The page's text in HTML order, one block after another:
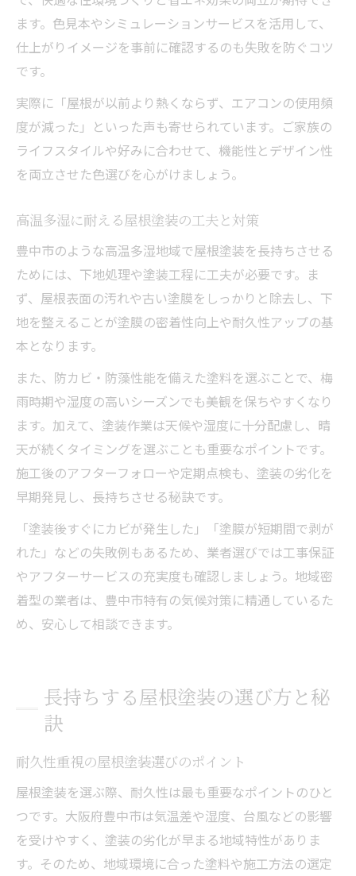
ます。色見本やシミュレーションサービスを活用して、
仕上がりイメージを事前に確認するのも失敗を防ぐコツ
です。
実際に「屋根が以前より熱くならず、エアコンの使用頻
度が減った」といった声も寄せられています。ご家族の
ライフスタイルや好みに合わせて、機能性とデザイン性
を両立させた色選びを心がけましょう。
高温多湿に耐える屋根塗装の工夫と対策
豊中市のような高温多湿地域で屋根塗装を長持ちさせる
ためには、下地処理や塗装工程に工夫が必要です。ま
ず、屋根表面の汚れや古い塗膜をしっかりと除去し、下
地を整えることが塗膜の密着性向上や耐久性アップの基
本となります。
また、防カビ・防藻性能を備えた塗料を選ぶことで、梅
雨時期や湿度の高いシーズンでも美観を保ちやすくなり
ます。加えて、塗装作業は天候や湿度に十分配慮し、晴
天が続くタイミングを選ぶことも重要なポイントです。
施工後のアフターフォローや定期点検も、塗装の劣化を
早期発見し、長持ちさせる秘訣です。
「塗装後すぐにカビが発生した」「塗膜が短期間で剥が
れた」などの失敗例もあるため、業者選びでは工事保証
やアフターサービスの充実度も確認しましょう。地域密
着型の業者は、豊中市特有の気候対策に精通しているた
め、安心して相談できます。
長持ちする屋根塗装の選び方と秘
訣
耐久性重視の屋根塗装選びのポイント
屋根塗装を選ぶ際、耐久性は最も重要なポイントのひと
つです。大阪府豊中市は気温差や湿度、台風などの影響
を受けやすく、塗装の劣化が早まる地域特性がありま
す。そのため、地域環境に合った塗料や施工方法の選定